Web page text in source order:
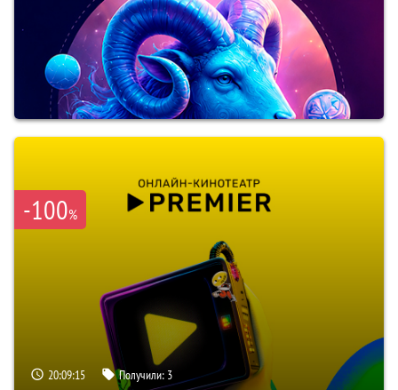
-100%
20:09:14 Получили: 3